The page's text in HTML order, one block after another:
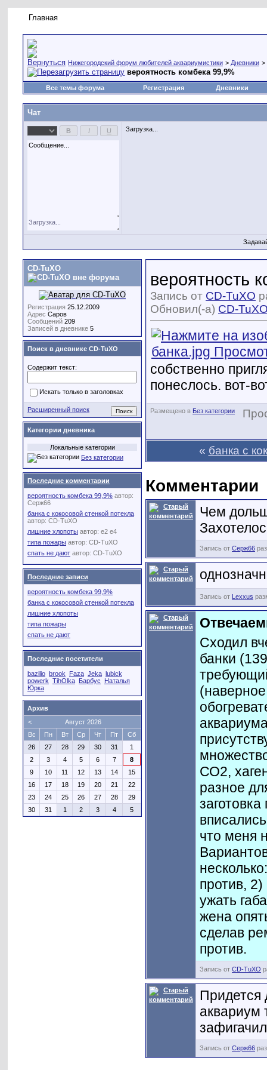
Главная
Нижегородский форум любителей аквариумистики > Дневники >
вероятность комбека 99,9%
Все темы форума Регистрация Дневники
Чат
Загрузка...
вероятность
Запись от CD-TuXO
Обновил(-а) CD-
собственно
понеслось. вот-
Размещено в Без категории
« банка с
Комментарии
Чем
Запись от Серж66
Запись от Lexxus
Сходил
банки
СО2,
разное
что меня
против,
ужать
жена
сделав
против.
Запись от CD-TuXO
Придется
аквариум
Запись от Серж66
CD-TuXO
Регистрация 25.12.2009
Адрес Саров
Сообщений 209
Записей в дневнике 5
Поиск в дневнике CD-TuXO
Содержит текст:
Искать только в заголовках
Расширенный поиск
Категории дневника
Локальные категории
Без категории
Последние комментарии
вероятность комбека 99,9% автор:
Серж66
банка с кокосовой стенкой потекла
автор: CD-TuXO
лишние хлопоты автор: e2 e4
типа пожары автор: CD-TuXO
спать не дают автор: CD-TuXO
Последние записи
вероятность комбека 99,9%
банка с кокосовой стенкой потекла
лишние хлопоты
типа пожары
спать не дают
Последние посетители
bazilio brook Faza Jeka lubick
powerk TihOlka Барбус
Наталья
Юрка
Архив
<
Август 2026
Вс
Пн Вт Ср Чт Пт
Сб
26
27 28 29 30 31
1
2
3 4 5 6 7
8
9
10 11 12 13 14
15
16
17 18 19 20 21
22
23
24 25 26 27 28
29
30
31 1 2 3 4 5